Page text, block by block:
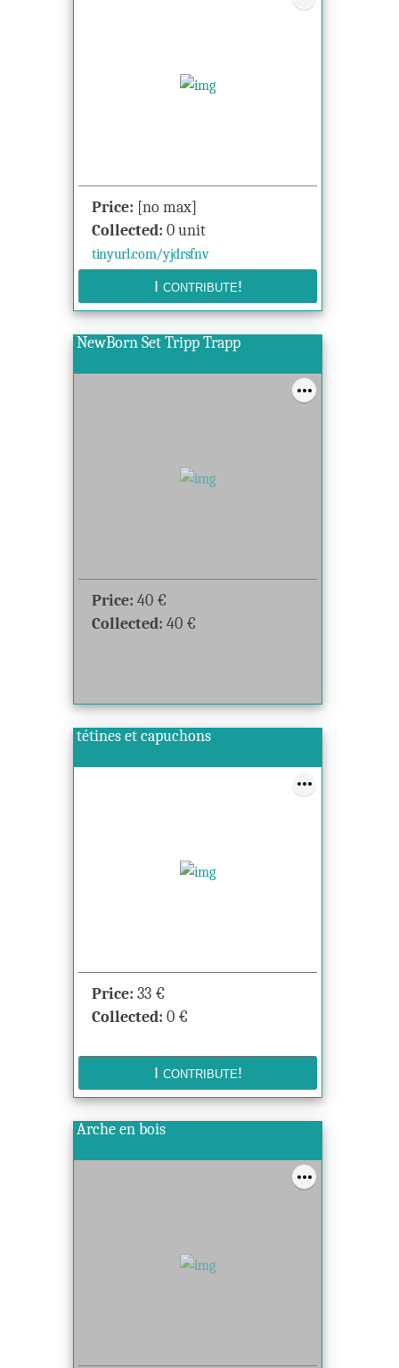
Price: [no max]
Collected: 0 unit
tinyurl.com/yjdrsfnv
NewBorn Set Tripp Trapp
Price: 40 €
Collected: 40 €
tétines et capuchons
Price: 33 €
Collected: 0 €
Arche en bois